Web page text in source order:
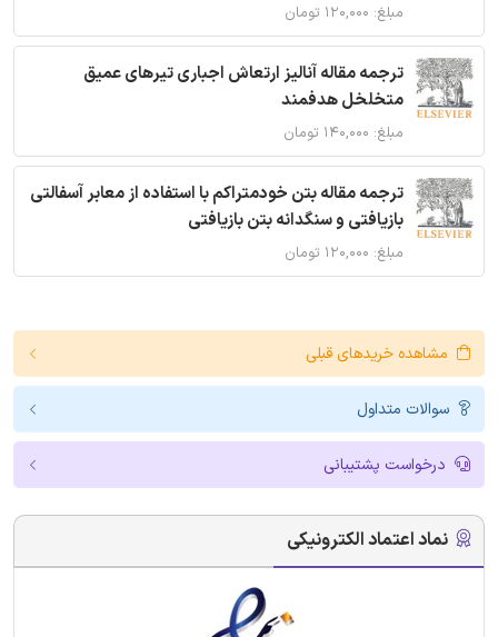
مبلغ: ۱۲۰,۰۰۰ تومان
ترجمه مقاله آنالیز ارتعاش اجباری تیرهای عمیق
متخلخل هدفمند
مبلغ: ۱۴۰,۰۰۰ تومان
ترجمه مقاله بتن خودمتراکم با استفاده از معابر آسفالتی
بازیافتی و سنگدانه بتن بازیافتی
مبلغ: ۱۲۰,۰۰۰ تومان
مشاهده خریدهای قبلی
سوالات متداول
درخواست پشتیبانی
نماد اعتماد الکترونیکی